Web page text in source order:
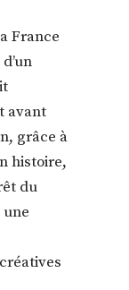
France
avant
grâce à
histoire,
du
une